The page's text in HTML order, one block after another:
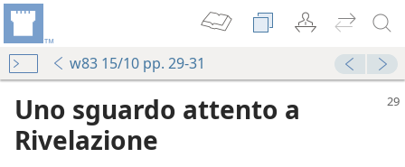
w83 15/10 pp. 29-31
Uno sguardo attento a
Rivelazione